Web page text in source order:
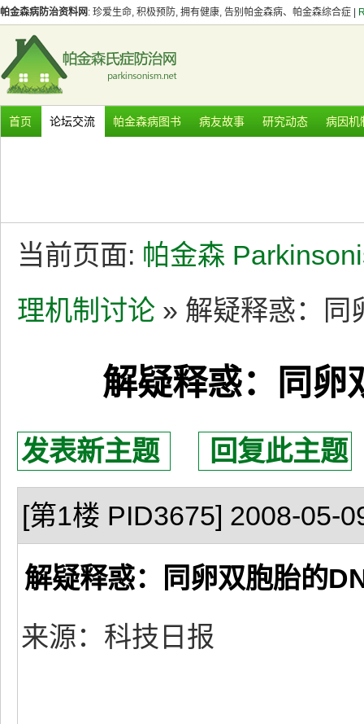
帕金森病防治资料网 : 珍爱生命, 积极预防, 拥有健康, 告别帕金森病、帕金森综合症 |
首页 论坛交流 帕金森病图书 病友故事 研究动态 病因机
当前页面: 帕金森
理机制讨论 » 解疑释惑：同
解疑释惑：同卵
发表新主题 回复此主题
[第1楼 PID3675] 2008-05-
解疑释惑：同卵双胞胎的
来源：科技日报